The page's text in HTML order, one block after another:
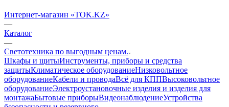
Интернет-магазин «TOK.KZ»
—
Каталог
—
Светотехника по выгодным ценам.
Шкафы и щитыИнструменты, приборы и средства
защитыКлиматическое оборудованиеНизковольтное
оборудованиеКабели и проводаВсё для КППВысоковольтное
оборудованиеЭлектроустановочные изделия и изделия для
монтажаБытовые приборыВидеонаблюдениеУстройства